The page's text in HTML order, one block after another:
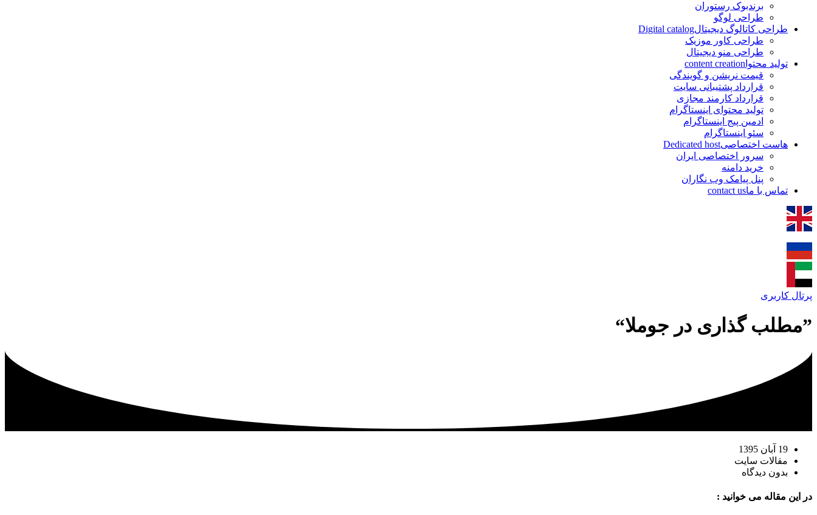
برندبوک رستوران
طراحی لوگو
طراحی کاتالوگ دیجیتالDigital catalog
طراحی کاور موزیک
طراحی منو دیجیتال
تولید محتوا content creation
قیمت نریشن و گویندگی
قرارداد پشتیبانی سایت
قرارداد کارمند مجازی
تولید محتوای اینستاگرام
ادمین پیج اینستاگرام
سئو اینستاگرام
هاست اختصاصیDedicated host
سرور اختصاصی ایران
خرید دامنه
پنل پیامک وب نگاران
تماس با ماcontact us
پرتال کاربری
”مطلب گذاری در جوملا“
19 آبان 1395
مقالات سایت
بدون دیدگاه
در این مقاله می خوانید :